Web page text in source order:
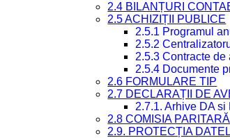
2.4 BILANȚURI
2.5 ACHIZIȚII PUBLICE
2.5.1 Programul
2.5.2
2.5.3 Contracte
2.5.4 Documente
2.6 FORMULARE TIP
2.7 DECLARAȚII DE
2.7.1. Arhive DA si
2.8 COMISIA PARITARĂ
2.9. PROTECȚIA